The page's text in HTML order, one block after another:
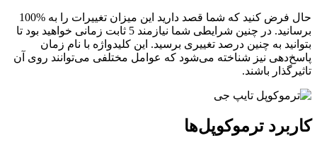
حال فرض کنید که شما قصد دارید این میزان تغییرات را به %100
برسانید. در چنین شرایطی شما نیازمند 5 ثابت زمانی خواهید بود تا
بتوانید به چنین درصد تغییری برسید. این کلیدواژه با نام زمان
پاسخ‌دهی نیز شناخته می‌شود که عوامل مختلفی می‌توانند روی آن
تاثیرگذار باشند.
کاربرد ترموکوپل‌ها